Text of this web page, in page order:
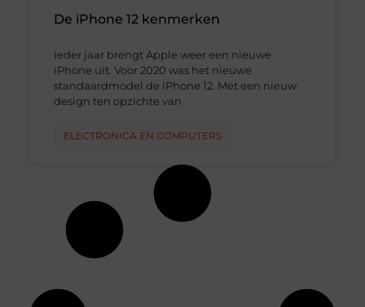
De iPhone 12 kenmerken
Ieder jaar brengt Apple weer een nieuwe
iPhone uit. Voor 2020 was het nieuwe
standaardmodel de iPhone 12. Met een nieuw
design ten opzichte van
ELECTRONICA EN COMPUTERS